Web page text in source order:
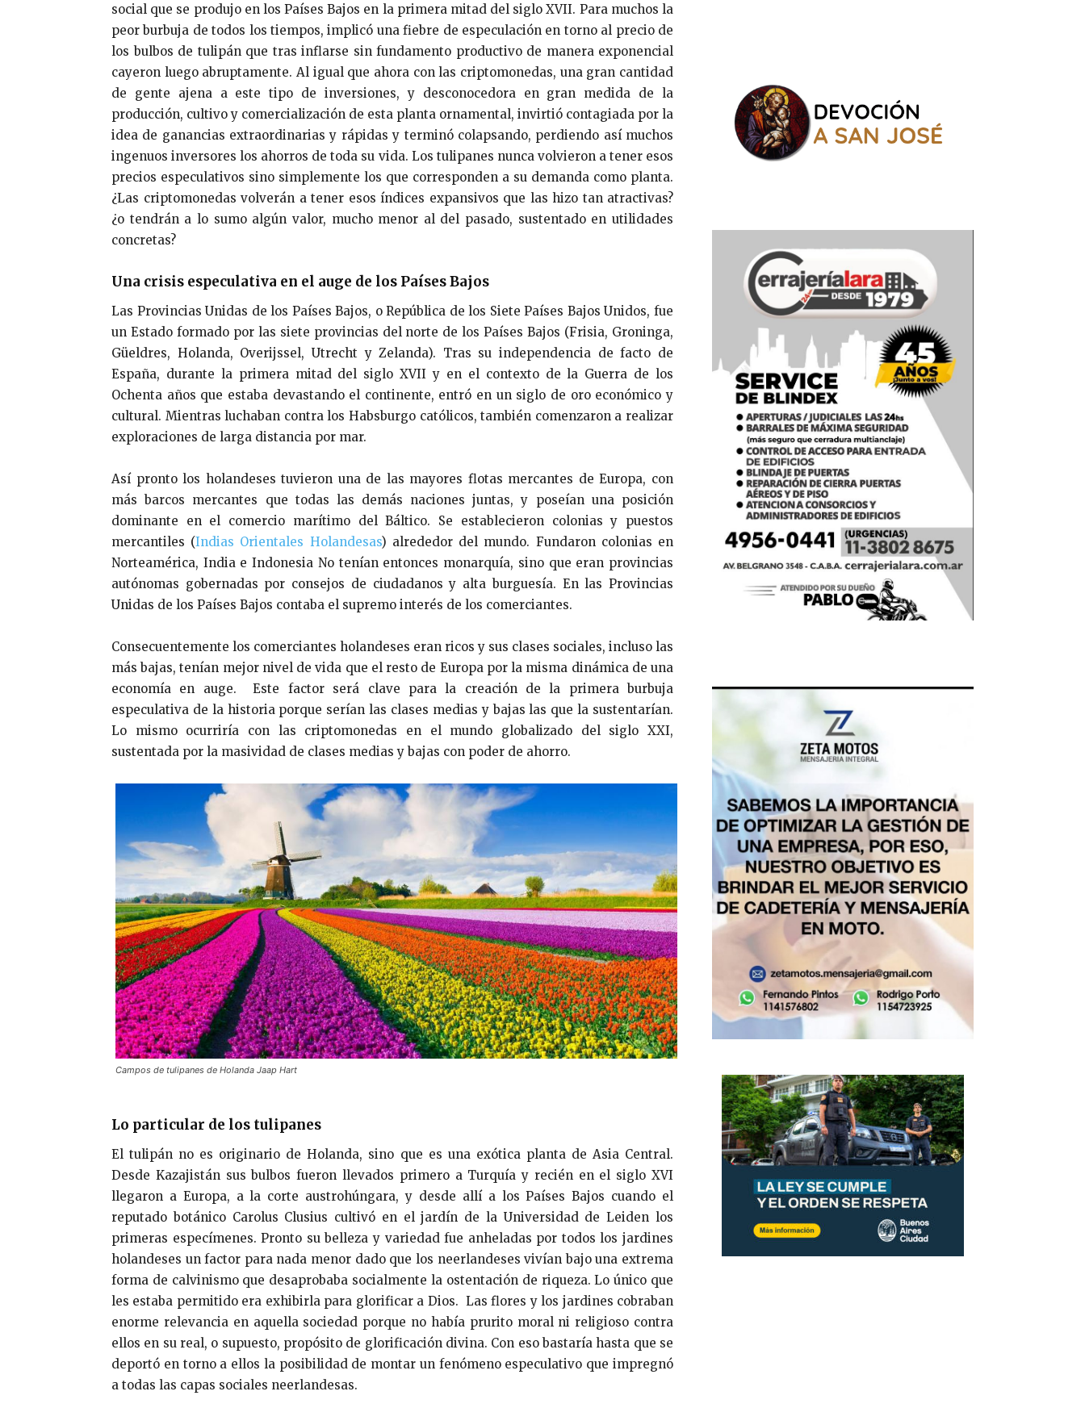
social que se produjo en los Países Bajos en la primera mitad del siglo XVII. Para muchos la
peor burbuja de todos los tiempos, implicó una fiebre de especulación en torno al precio de
los bulbos de tulipán que tras inflarse sin fundamento productivo de manera exponencial
cayeron luego abruptamente. Al igual que ahora con las criptomonedas, una gran cantidad
de gente ajena a este tipo de inversiones, y desconocedora en gran medida de la
producción, cultivo y comercialización de esta planta ornamental, invirtió contagiada por la
idea de ganancias extraordinarias y rápidas y terminó colapsando, perdiendo así muchos
ingenuos inversores los ahorros de toda su vida. Los tulipanes nunca volvieron a tener esos
precios especulativos sino simplemente los que corresponden a su demanda como planta.
¿Las criptomonedas volverán a tener esos índices expansivos que las hizo tan atractivas?
¿o tendrán a lo sumo algún valor, mucho menor al del pasado, sustentado en utilidades
concretas?
Una crisis especulativa en el auge de los Países Bajos
Las Provincias Unidas de los Países Bajos, o República de los Siete Países Bajos Unidos,​ fue
un Estado formado por las siete provincias del norte de los Países Bajos (Frisia, Groninga,
Güeldres, Holanda, Overijssel, Utrecht y Zelanda). Tras su independencia de facto de
España, durante la primera mitad del siglo XVII y en el contexto de la Guerra de los
Ochenta años que estaba devastando el continente, entró en un siglo de oro económico y
cultural. Mientras luchaban contra los Habsburgo católicos, también comenzaron a realizar
exploraciones de larga distancia por mar.
Así pronto los holandeses tuvieron una de las mayores flotas mercantes de Europa, con
más barcos mercantes que todas las demás naciones juntas, y poseían una posición
dominante en el comercio marítimo del Báltico. Se establecieron colonias y puestos
mercantiles (Indias Orientales Holandesas) alrededor del mundo. Fundaron colonias en
Norteamérica, India e Indonesia No tenían entonces monarquía, sino que eran provincias
autónomas gobernadas por consejos de ciudadanos y alta burguesía. En las Provincias
Unidas de los Países Bajos contaba el supremo interés de los comerciantes.
Consecuentemente los comerciantes holandeses eran ricos y sus clases sociales, incluso las
más bajas, tenían mejor nivel de vida que el resto de Europa por la misma dinámica de una
economía en auge. Este factor será clave para la creación de la primera burbuja
especulativa de la historia porque serían las clases medias y bajas las que la sustentarían.
Lo mismo ocurriría con las criptomonedas en el mundo globalizado del siglo XXI,
sustentada por la masividad de clases medias y bajas con poder de ahorro.
Campos de tulipanes de Holanda Jaap Hart
Lo particular de los tulipanes
El tulipán no es originario de Holanda, sino que es una exótica planta de Asia Central.
Desde Kazajistán sus bulbos fueron llevados primero a Turquía y recién en el siglo XVI
llegaron a Europa, a la corte austrohúngara, y desde allí a los Países Bajos cuando el
reputado botánico Carolus Clusius cultivó en el jardín de la Universidad de Leiden los
primeras especímenes. Pronto su belleza y variedad fue anheladas por todos los jardines
holandeses un factor para nada menor dado que los neerlandeses vivían bajo una extrema
forma de calvinismo que desaprobaba socialmente la ostentación de riqueza. Lo único que
les estaba permitido era exhibirla para glorificar a Dios. Las flores y los jardines cobraban
enorme relevancia en aquella sociedad porque no había prurito moral ni religioso contra
ellos en su real, o supuesto, propósito de glorificación divina. Con eso bastaría hasta que se
deportó en torno a ellos la posibilidad de montar un fenómeno especulativo que impregnó
a todas las capas sociales neerlandesas.